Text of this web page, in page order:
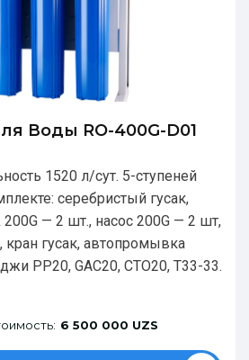
Воды RO-400G-D01
1520 л/сут. 5-ступеней
серебристый гусак,
— 2 шт., насос 200G — 2 шт,
гусак, автопромывка
РР20, GAC20, CTO20, T33-33.
6 500 000 UZS